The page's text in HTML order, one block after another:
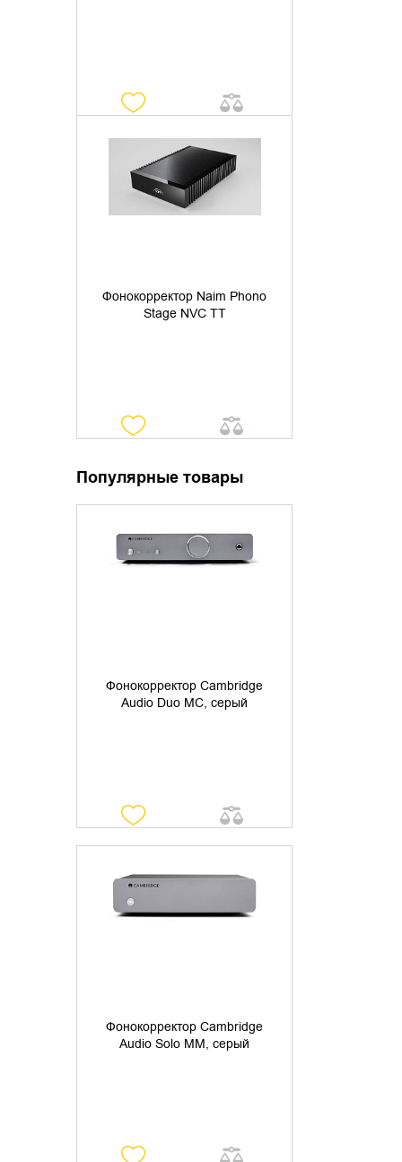
Фонокорректор Naim Phono
Stage NVC TT
УТОЧНИТЬ НАЛИЧИЕ
Популярные товары
Фонокорректор Cambridge
Audio Duo MC, серый
УТОЧНИТЬ НАЛИЧИЕ
Фонокорректор Cambridge
Audio Solo MM, серый
УТОЧНИТЬ НАЛИЧИЕ